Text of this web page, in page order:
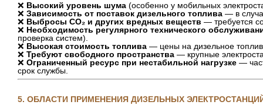
❌ Высокий уровень шума (особенно у мобильных
❌ Зависимость от поставок дизельного топлива — в
❌ Выбросы CO₂ и других вредных веществ — требуется
❌ Необходимость регулярного технического
проверка систем).
❌ Высокая стоимость топлива — цены на дизельное
❌ Требуют свободного пространства — крупные
❌ Ограниченный ресурс при нестабильной нагрузке —
срок службы.
5. ОБЛАСТИ ПРИМЕНЕНИЯ ДИЗЕЛЬНЫХ